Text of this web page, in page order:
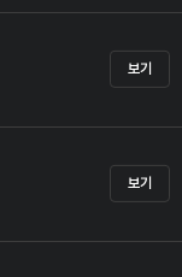
보기
보기